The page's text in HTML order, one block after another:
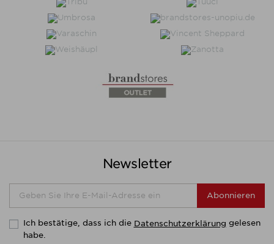
Newsletter
Abonnieren
Ich bestätige, dass ich die Datenschutzerklärung gelesen
habe.